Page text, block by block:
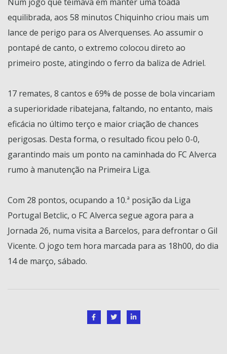
equilibrada, aos 58 minutos Chiquinho criou mais um
lance de perigo para os Alverquenses. Ao assumir o
pontapé de canto, o extremo colocou direto ao
primeiro poste, atingindo o ferro da baliza de Adriel.
17 remates, 8 cantos e 69% de posse de bola vincariam
a superioridade ribatejana, faltando, no entanto, mais
eficácia no último terço e maior criação de chances
perigosas. Desta forma, o resultado ficou pelo 0-0,
garantindo mais um ponto na caminhada do FC Alverca
rumo à manutenção na Primeira Liga.
Com 28 pontos, ocupando a 10.ª posição da Liga
Portugal Betclic, o FC Alverca segue agora para a
Jornada 26, numa visita a Barcelos, para defrontar o Gil
Vicente. O jogo tem hora marcada para as 18h00, do dia
14 de março, sábado.